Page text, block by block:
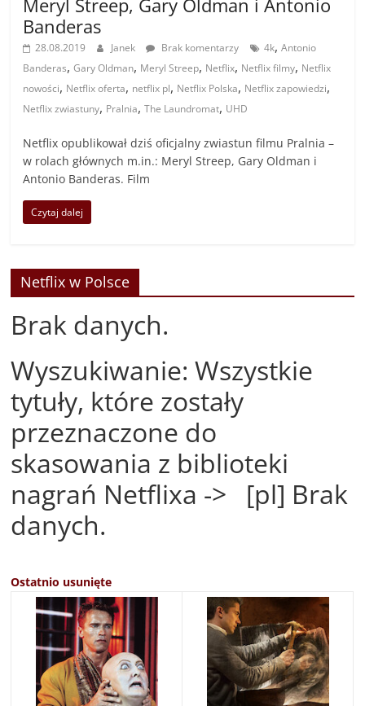
Meryl Streep, Gary Oldman i Antonio
Banderas
28.08.2019 Janek Brak komentarzy 4k,Antonio
Banderas,Gary Oldman, Meryl Streep, Netflix, Netflix filmy, Netflix
nowości, Netflix oferta, netflix pl, Netflix Polska, Netflix zapowiedzi,
Netflix zwiastuny, Pralnia,The Laundromat, UHD
Netflix opublikował dziś oficjalny zwiastun filmu Pralnia –
w rolach głównych m.in.: Meryl Streep, Gary Oldman i
Antonio Banderas. Film
Czytaj dalej
Netflix w Polsce
Brak danych.
Wyszukiwanie: Wszystkie
tytuły, które zostały
przeznaczone do
skasowania z biblioteki
nagrań Netflixa -> [pl] Brak
danych.
Ostatnio usunięte